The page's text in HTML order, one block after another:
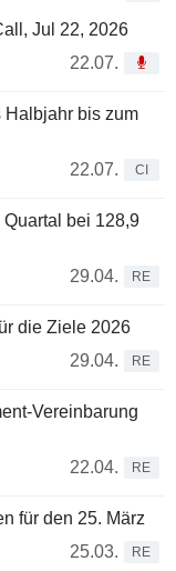
Jul 22, 2026
22.07.
Halbjahr bis zum
22.07.
CI
Quartal bei 128,9
29.04.
RE
die Ziele 2026
29.04.
RE
Vereinbarung
22.04.
RE
für den 25. März
25.03.
RE